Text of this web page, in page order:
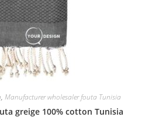
, Manufacturer wholesaler fouta Tunisia
greige 100% cotton Tunisia